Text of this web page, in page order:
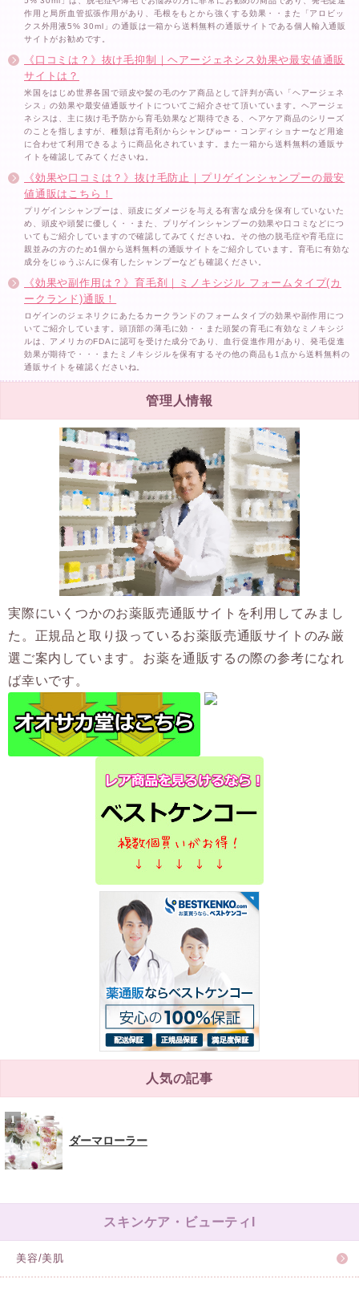
作用と局所血管拡張作用があり、毛根をもとから強くする効果・・また「アロビッ
クス外用液5% 30ml」の通販は一箱から送料無料の通販サイトである個人輸入通販
サイトがお勧めです。
《口コミは？》抜け毛抑制｜ヘアージェネシス効果や最安値通販
サイトは？
米国をはじめ世界各国で頭皮や髪の毛のケア商品として評判が高い「ヘアージェネ
シス」の効果や最安値通販サイトについてご紹介させて頂いています。ヘアージェ
ネシスは、主に抜け毛予防から育毛効果など期待できる、ヘアケア商品のシリーズ
のことを指しますが、種類は育毛剤からシャンぴゅー・コンディショナーなど用途
に合わせて利用できるように商品化されています。また一箱から送料無料の通販サ
イトを確認してみてくださいね。
《効果や口コミは？》抜け毛防止｜プリゲインシャンプーの最安
値通販はこちら！
プリゲインシャンプーは、頭皮にダメージを与える有害な成分を保有していないた
め、頭皮や頭髪に優しく・・また、プリゲインシャンプーの効果や口コミなどにつ
いてもご紹介していますので確認してみてくださいね。その他の脱毛症や育毛症に
親並みの方のため1個から送料無料の通販サイトをご紹介しています。育毛に有効な
成分をじゅうぶんに保有したシャンプーなども確認ください。
《効果や副作用は？》育毛剤｜ミノキシジル フォームタイプ(カ
ークランド)通販！
ロゲインのジェネリクにあたるカークランドのフォームタイプの効果や副作用につ
いてご紹介しています。頭頂部の薄毛に効・・また頭髪の育毛に有効なミノキシジ
ルは、アメリカのFDAに認可を受けた成分であり、血行促進作用があり、発毛促進
効果が期待で・・・またミノキシジルを保有するその他の商品も1点から送料無料の
通販サイトを確認くださいね。
管理人情報
実際にいくつかのお薬販売通販サイトを利用してみまし
た。正規品と取り扱っているお薬販売通販サイトのみ厳
選ご案内しています。お薬を通販するの際の参考になれ
ば幸いです。
人気の記事
ダーマローラー
スキンケア・ビューティl
美容/美肌